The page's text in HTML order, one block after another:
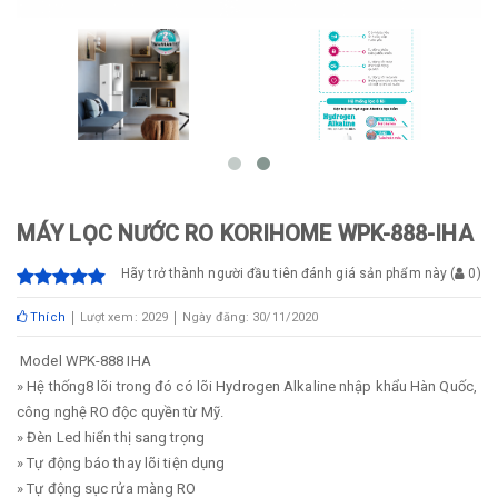
MÁY LỌC NƯỚC RO KORIHOME WPK-888-IHA
Hãy trở thành người đầu tiên đánh giá sản phẩm này ( 0)
Thích Lượt xem: 2029 Ngày đăng: 30/11/2020
Model WPK-888 IHA
» Hệ thống8 lõi trong đó có lõi Hydrogen Alkaline nhập khẩu Hàn Quốc,
công nghệ RO độc quyền từ Mỹ.
» Đèn Led hiển thị sang trọng
» Tự động báo thay lõi tiện dụng
» Tự động sục rửa màng RO